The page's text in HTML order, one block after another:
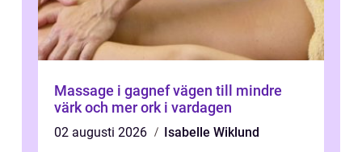
Massage i gagnef vägen till mindre
värk och mer ork i vardagen
02 augusti 2026
Isabelle Wiklund